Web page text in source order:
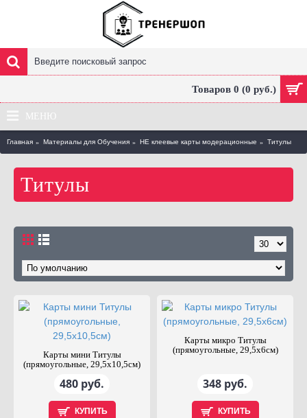
Товаров 0 (0 руб.)
МЕНЮ
Главная Материалы для Обучения НЕ клеевые карты модерационные Титулы
Титулы
Карты мини Титулы
(прямоугольные, 29,5х10,5см)
480 руб.
КУПИТЬ
Карты микро Титулы
(прямоугольные, 29,5х6см)
348 руб.
КУПИТЬ